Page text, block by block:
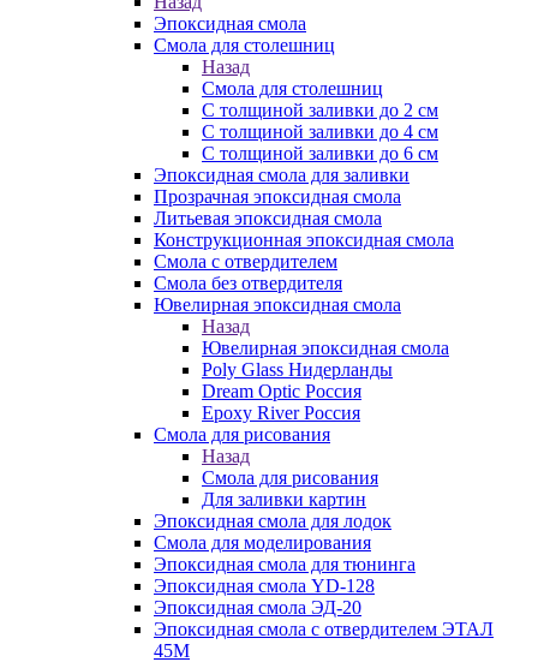
Эпоксидная смола
Смола для столешниц
Назад
Смола для столешниц
С толщиной заливки до 2 см
С толщиной заливки до 4 см
С толщиной заливки до 6 см
Эпоксидная смола для заливки
Прозрачная эпоксидная смола
Литьевая эпоксидная смола
Конструкционная эпоксидная смола
Смола с отвердителем
Смола без отвердителя
Ювелирная эпоксидная смола
Назад
Ювелирная эпоксидная смола
Poly Glass Нидерланды
Dream Optic Россия
Epoxy River Россия
Смола для рисования
Назад
Смола для рисования
Для заливки картин
Эпоксидная смола для лодок
Смола для моделирования
Эпоксидная смола для тюнинга
Эпоксидная смола YD-128
Эпоксидная смола ЭД-20
Эпоксидная смола с отвердителем ЭТАЛ
45М